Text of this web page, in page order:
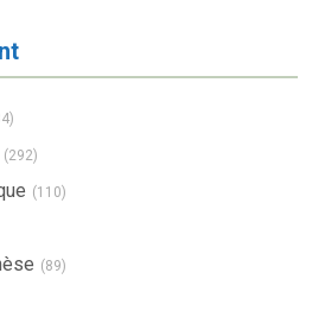
(292)
(110)
(89)